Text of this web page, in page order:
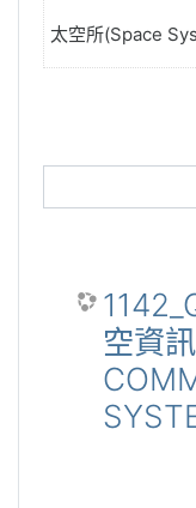
太空所(Space
空資